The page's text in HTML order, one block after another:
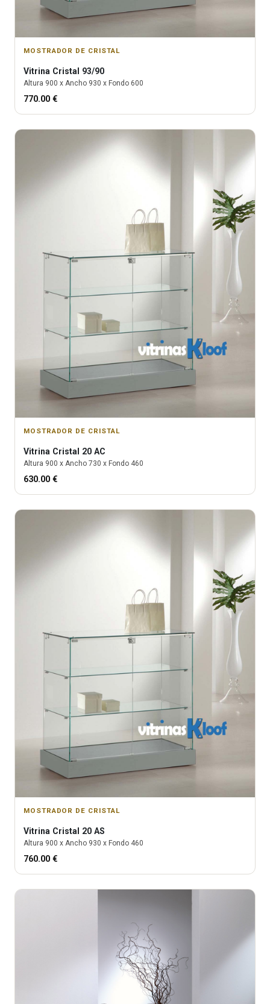
MOSTRADOR DE CRISTAL
Vitrina Cristal 93/90
Altura 900 x Ancho 930 x Fondo 600
770.00 €
MOSTRADOR DE CRISTAL
Vitrina Cristal 20 AC
Altura 900 x Ancho 730 x Fondo 460
630.00 €
MOSTRADOR DE CRISTAL
Vitrina Cristal 20 AS
Altura 900 x Ancho 930 x Fondo 460
760.00 €